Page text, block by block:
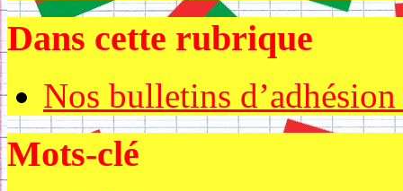
Dans cette rubrique
Nos bulletins
Mots-clé